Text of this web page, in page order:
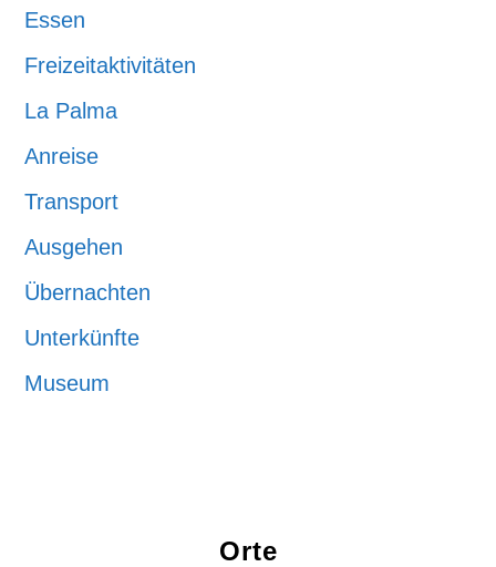
Essen
Freizeitaktivitäten
La Palma
Anreise
Transport
Ausgehen
Übernachten
Unterkünfte
Museum
Orte